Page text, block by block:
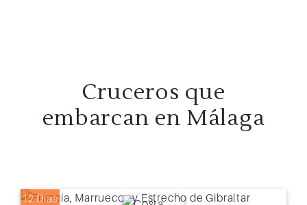
Cruceros que
embarcan en Málaga
12 Días